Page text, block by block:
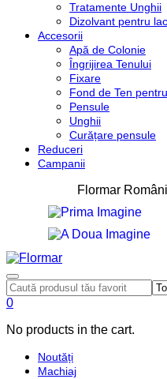
Tratamente Unghii
Dizolvant pentru
Accesorii
Apă de Colonie
Îngrijirea Tenului
Fixare
Fond de Ten
Pensule
Unghii
Curățare pensule
Reduceri
Campanii
Flormar
0
No products in the cart.
Noutăți
Machiaj